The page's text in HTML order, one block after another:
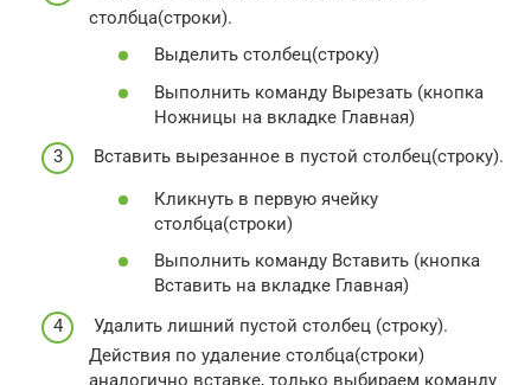
столбца(строки).
Выделить столбец(строку)
Выполнить команду Вырезать (кнопка
Ножницы на вкладке Главная)
Вставить вырезанное в пустой столбец(строку).
Кликнуть в первую ячейку
столбца(строки)
Выполнить команду Вставить (кнопка
Вставить на вкладке Главная)
Удалить лишний пустой столбец (строку).
Действия по удаление столбца(строки)
аналогично вставке, только выбираем команду